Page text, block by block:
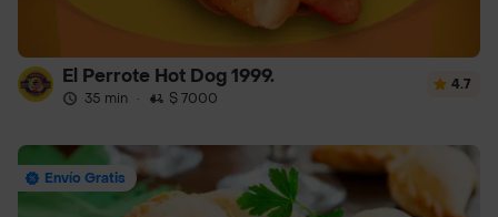
El Perrote Hot Dog 1999.
35 min · $ 7000
4.7
Envío Gratis